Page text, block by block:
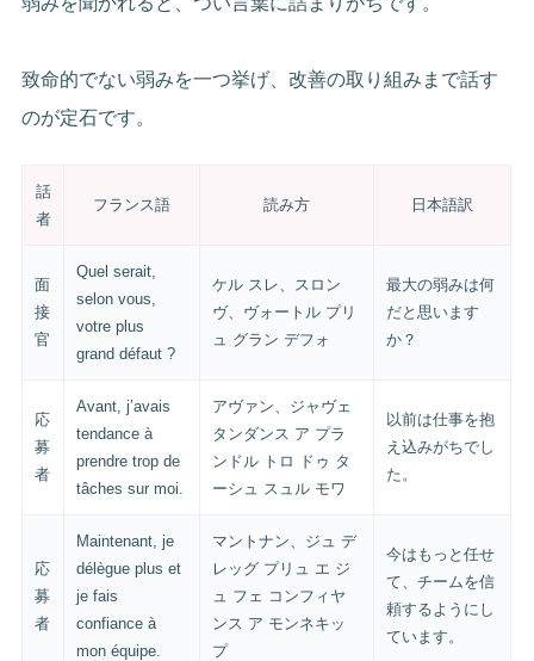
致命的でない弱みを一つ挙げ、改善の取り組みまで話す
のが定石です。
話
者
フランス語 読み方 日本語訳
面
接
官
Quel serait,
selon vous,
votre plus
grand défaut ?
ケル スレ、スロン
ヴ、ヴォートル プリ
ュ グラン デフォ
最大の弱みは何
だと思います
か？
応
募
者
Avant, j’avais
tendance à
prendre trop de
tâches sur moi.
アヴァン、ジャヴェ
タンダンス ア プラ
ンドル トロ ドゥ タ
ーシュ スュル モワ
以前は仕事を抱
え込みがちでし
た。
応
募
者
Maintenant, je
délègue plus et
je fais
confiance à
mon équipe.
マントナン、ジュ デ
レッグ プリュ エ ジ
ュ フェ コンフィヤ
ンス ア モンネキッ
プ
今はもっと任せ
て、チームを信
頼するようにし
ています。